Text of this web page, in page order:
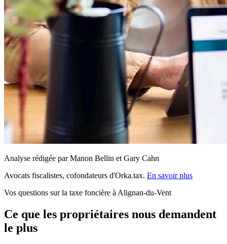
Analyse rédigée par Manon Bellin et Gary Cahn
Avocats fiscalistes, cofondateurs d'Orka.tax. En savoir plus
Vos questions sur la taxe foncière à Alignan-du-Vent
Ce que les propriétaires nous demandent
le plus